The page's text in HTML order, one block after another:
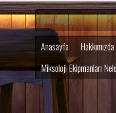
Anasayfa Hakkımızda
Miksoloji Ekipmanları